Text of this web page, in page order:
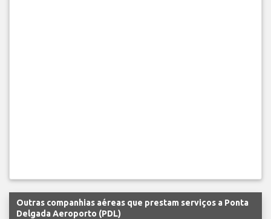
Outras companhias aéreas que prestam serviços a Ponta
Delgada Aeroporto (PDL)